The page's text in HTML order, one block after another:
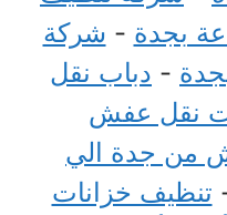
بجدة - شركة
- دباب نقل
نقل عفش
من جدة الي
تنظيف خزانات